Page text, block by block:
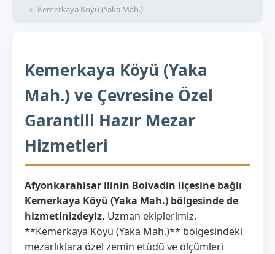
Kemerkaya Köyü (Yaka Mah.)
Kemerkaya Köyü (Yaka
Mah.) ve Çevresine Özel
Garantili Hazır Mezar
Hizmetleri
Afyonkarahisar ilinin Bolvadin ilçesine bağlı
Kemerkaya Köyü (Yaka Mah.) bölgesinde de
hizmetinizdeyiz. Uzman ekiplerimiz,
**Kemerkaya Köyü (Yaka Mah.)** bölgesindeki
mezarlıklara özel zemin etüdü ve ölçümleri